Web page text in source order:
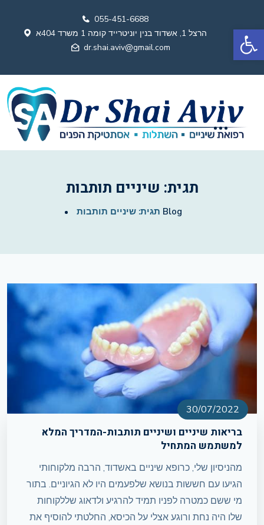
055-451-6688
הרצל 1, אשדוד בנין יוניטרייד קומה 1 משרד 404א
dr.shai.aviv@gmail.com
תגית: שיניים תותבות
Blog תגית:שיניים תותבות
30/07/2022
בריאות שיניים ושיניים תותבות-המדריך המלא
למשתמש המתחיל
מהניסיון שלי, כרופא שיניים באשדוד, הרבה מלקוחותי
הגיעו עם חששות בנושא שלפעמים היו לא הגיוניים. בתור
מי ששם כמטרה לפניו תמיד להרגיע ולדאוג שללקוחות
שלו היה נחת ורוגע אצלי על הכיסא, החלטתי להוסיף את
פתח סרגל נגישות